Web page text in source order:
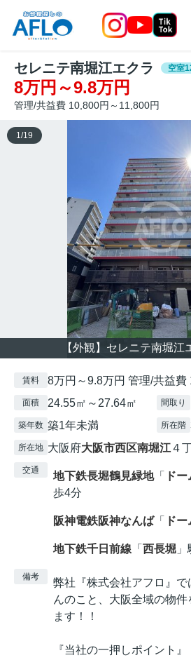
セレニテ南堀江エクラ 空室
8万円～9.8万円
管理/共益費 10,800円～11,800円
【外観】セレニテ南堀
1 /19
賃料 8万円～9.8万円 管理/共益費
面積 24.55㎡～27.64㎡ 間取り
築年数 築1年未満 所在階
所在地 大阪府大阪市西区南堀江４
交通 地下鉄長堀鶴見緑地「 ド
歩4分
阪神電鉄阪神なんば「 ド
地下鉄千日前線 「 西長堀
備考
弊社『株式会社アフロ』で
んのこと、大阪全域の物件
ます！！
『当社の一押しポイント』